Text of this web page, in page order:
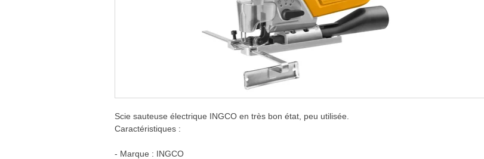
Scie sauteuse électrique INGCO en très bon état, peu utilisée.
Caractéristiques :
- Marque : INGCO